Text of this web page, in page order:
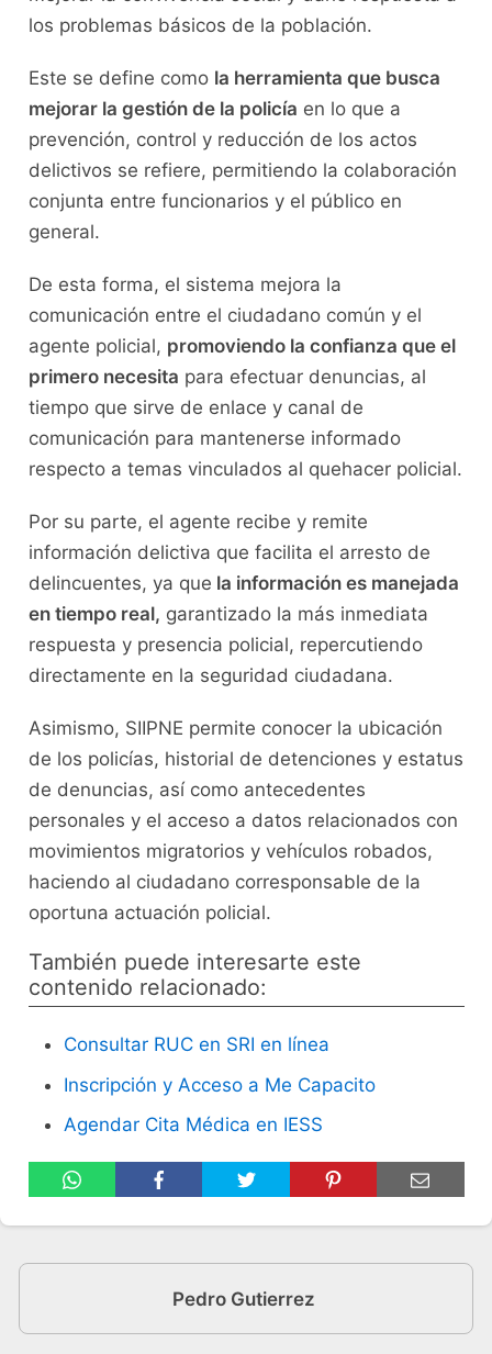
los problemas básicos de la población.
Este se define como la herramienta que busca
mejorar la gestión de la policía en lo que a
prevención, control y reducción de los actos
delictivos se refiere, permitiendo la colaboración
conjunta entre funcionarios y el público en
general.
De esta forma, el sistema mejora la
comunicación entre el ciudadano común y el
agente policial, promoviendo la confianza que el
primero necesita para efectuar denuncias, al
tiempo que sirve de enlace y canal de
comunicación para mantenerse informado
respecto a temas vinculados al quehacer policial.
Por su parte, el agente recibe y remite
información delictiva que facilita el arresto de
delincuentes, ya que la información es manejada
en tiempo real, garantizado la más inmediata
respuesta y presencia policial, repercutiendo
directamente en la seguridad ciudadana.
Asimismo, SIIPNE permite conocer la ubicación
de los policías, historial de detenciones y estatus
de denuncias, así como antecedentes
personales y el acceso a datos relacionados con
movimientos migratorios y vehículos robados,
haciendo al ciudadano corresponsable de la
oportuna actuación policial.
También puede interesarte este
contenido relacionado:
Consultar RUC en SRI en línea
Inscripción y Acceso a Me Capacito
Agendar Cita Médica en IESS
Pedro Gutierrez